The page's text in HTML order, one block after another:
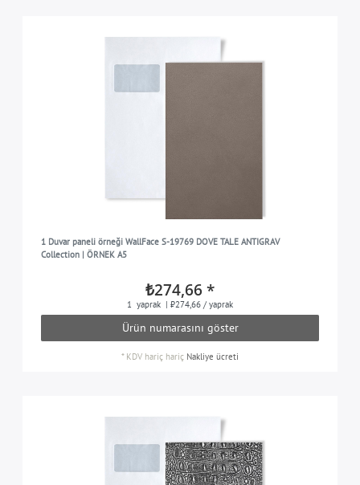
1 Duvar paneli örneği WallFace S-19769 DOVE TALE ANTIGRAV
Collection | ÖRNEK A5
₺274,66 *
1 yaprak | ₺274,66 / yaprak
Ürün numarasını göster
* KDV hariç hariç Nakliye ücreti